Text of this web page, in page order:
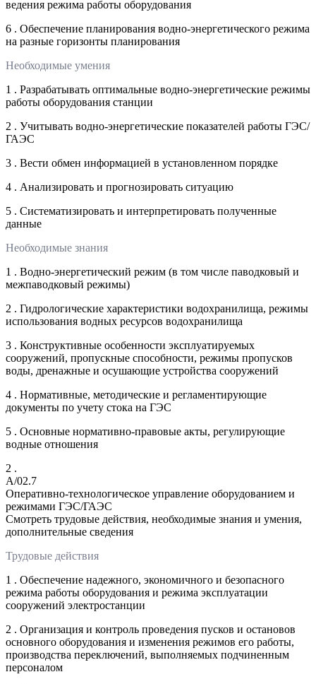
ведения режима работы оборудования
6 . Обеспечение планирования водно-энергетического режима
на разные горизонты планирования
Необходимые умения
1 . Разрабатывать оптимальные водно-энергетические режимы
работы оборудования станции
2 . Учитывать водно-энергетические показателей работы ГЭС/
ГАЭС
3 . Вести обмен информацией в установленном порядке
4 . Анализировать и прогнозировать ситуацию
5 . Систематизировать и интерпретировать полученные
данные
Необходимые знания
1 . Водно-энергетический режим (в том числе паводковый и
межпаводковый режимы)
2 . Гидрологические характеристики водохранилища, режимы
использования водных ресурсов водохранилища
3 . Конструктивные особенности эксплуатируемых
сооружений, пропускные способности, режимы пропусков
воды, дренажные и осушающие устройства сооружений
4 . Нормативные, методические и регламентирующие
документы по учету стока на ГЭС
5 . Основные нормативно-правовые акты, регулирующие
водные отношения
2 .
A/02.7
Оперативно-технологическое управление оборудованием и
режимами ГЭС/ГАЭС
Смотреть трудовые действия, необходимые знания и умения,
дополнительные сведения
Трудовые действия
1 . Обеспечение надежного, экономичного и безопасного
режима работы оборудования и режима эксплуатации
сооружений электростанции
2 . Организация и контроль проведения пусков и остановов
основного оборудования и изменения режимов его работы,
производства переключений, выполняемых подчиненным
персоналом